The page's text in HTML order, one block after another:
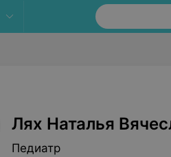
Лях Наталья
Педиатр